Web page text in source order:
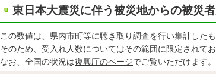
東日本大震災に伴う被災地からの被災
この数値は、県内市町等に聴き取り調査を行い集計したも
そのため、受入れ人数についてはその範囲に限定されて
なお、全国の状況は復興庁のページでご覧いただけます。